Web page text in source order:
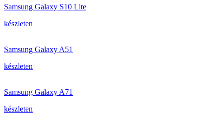
Samsung Galaxy S10 Lite
készleten
Samsung Galaxy A51
készleten
Samsung Galaxy A71
készleten